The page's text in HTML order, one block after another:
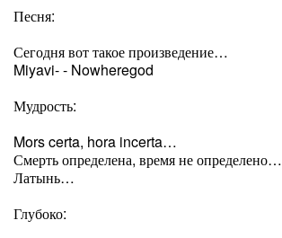
Песня:
Сегодня вот такое произведение…
Miyavi- - Nowheregod
Мудрость:
Mors certa, hora incerta…
Смерть определена, время не определено…
Латынь…
Глубоко: